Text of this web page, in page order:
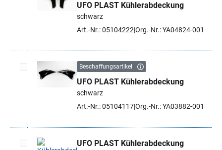
Artikel auswählen
UFO PLAST Kühlerabdeckung
schwarz
Art.-Nr.: 05104222 Org.-Nr.: YA04824-001
Artikel auswählen
Beschaffungsartikel
UFO PLAST Kühlerabdeckung
schwarz
Art.-Nr.: 05104117Org.-Nr.: YA03882-001
UFO PLAST Kühlerabdeckung